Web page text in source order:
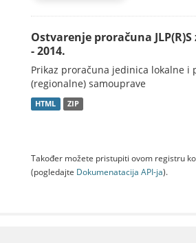
Ostvarenje proračuna JLP(R)S
- 2014.
Prikaz proračuna jedinica lokalne i
(regionalne) samouprave
HTML ZIP
Također možete pristupiti ovom registru
(pogledajte Dokumenаtаcijа API-jа).